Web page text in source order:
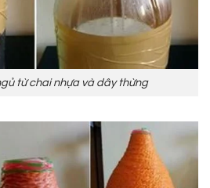
từ chai nhựa và dây thừng